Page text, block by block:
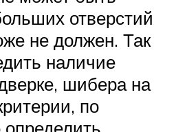
отверстий
не должен. Так
наличие
шибера на
по